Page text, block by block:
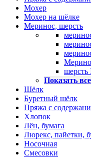
Мохер
Мохер на шёлке
Меринос, шерсть
Показать
Шёлк
Буретный шёлк
Пряжа с
Хлопок
Лён, бумага
Люрекс, пайетки,
Носочная
Смесовки